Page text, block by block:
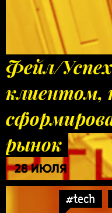
Фейл/
клиентом,
рынок
28 ИЮЛЯ
#tech